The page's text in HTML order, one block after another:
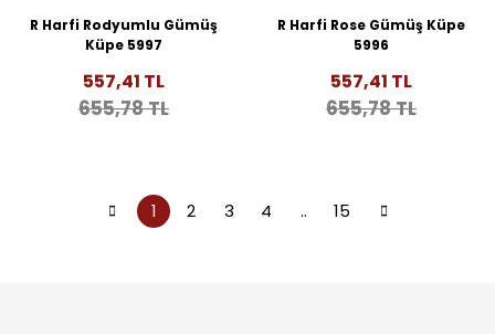
R Harfi Rodyumlu Gümüş
Küpe 5997
557,41 TL
655,78 TL
R Harfi Rose Gümüş Küpe
5996
557,41 TL
655,78 TL
1 2 3 4 .. 15